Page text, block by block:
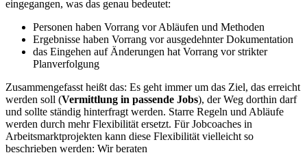
eingegangen, was das genau bedeutet:
Personen haben Vorrang vor Abläufen und Methoden
Ergebnisse haben Vorrang vor ausgedehnter Dokumentation
das Eingehen auf Änderungen hat Vorrang vor strikter
Planverfolgung
Zusammengefasst heißt das: Es geht immer um das Ziel, das erreicht
werden soll (Vermittlung in passende Jobs), der Weg dorthin darf
und sollte ständig hinterfragt werden. Starre Regeln und Abläufe
werden durch mehr Flexibilität ersetzt. Für Jobcoaches in
Arbeitsmarktprojekten kann diese Flexibilität vielleicht so
beschrieben werden: Wir beraten